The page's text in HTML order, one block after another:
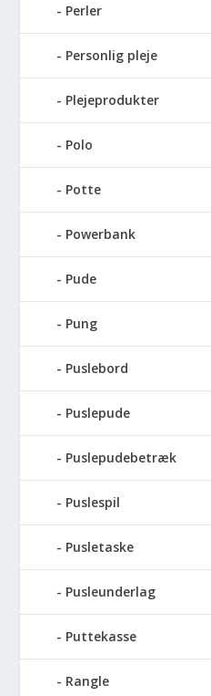
Perler
Personlig pleje
Plejeprodukter
Polo
Potte
Powerbank
Pude
Pung
Puslebord
Puslepude
Puslepudebetræk
Puslespil
Pusletaske
Pusleunderlag
Puttekasse
Rangle